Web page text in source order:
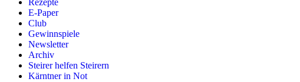
Rezepte
E-Paper
Club
Gewinnspiele
Newsletter
Archiv
Steirer helfen Steirern
Kärntner in Not